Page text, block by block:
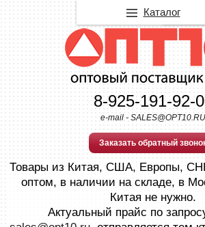
8-925-191-92-
e-mail - SALES@OPT10.RU
Заказать обратный
Товары из Китая, США, Европы,
оптом, в наличии на складе, в
Китая не нужно.
Актуальный прайс по
Каталог